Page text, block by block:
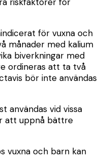
för vuxna och
månader med kalium
biverkningar med
ordineras att ta två
bör inte användas
användas vid vissa
att uppnå bättre
vuxna och barn kan